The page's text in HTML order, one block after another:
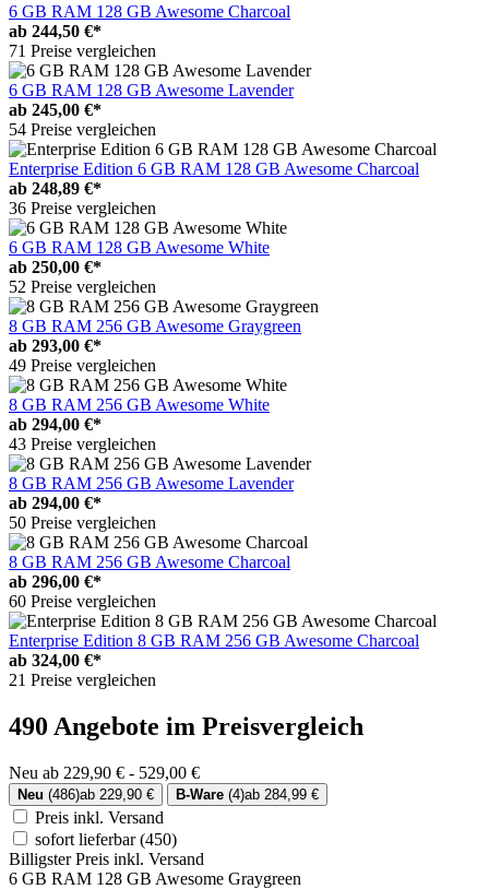
6 GB RAM 128 GB Awesome Charcoal
ab 244,50 €*
71 Preise vergleichen
6 GB RAM 128 GB Awesome Lavender
ab 245,00 €*
54 Preise vergleichen
Enterprise Edition 6 GB RAM 128 GB Awesome Charcoal
ab 248,89 €*
36 Preise vergleichen
6 GB RAM 128 GB Awesome White
ab 250,00 €*
52 Preise vergleichen
8 GB RAM 256 GB Awesome Graygreen
ab 293,00 €*
49 Preise vergleichen
8 GB RAM 256 GB Awesome White
ab 294,00 €*
43 Preise vergleichen
8 GB RAM 256 GB Awesome Lavender
ab 294,00 €*
50 Preise vergleichen
8 GB RAM 256 GB Awesome Charcoal
ab 296,00 €*
60 Preise vergleichen
Enterprise Edition 8 GB RAM 256 GB Awesome Charcoal
ab 324,00 €*
21 Preise vergleichen
490 Angebote im Preisvergleich
Neu ab 229,90 € - 529,00 €
Neu (486)ab 229,90 € B-Ware (4)ab 284,99 €
Preis inkl. Versand
sofort lieferbar(450)
Billigster Preis inkl. Versand
6 GB RAM 128 GB Awesome Graygreen